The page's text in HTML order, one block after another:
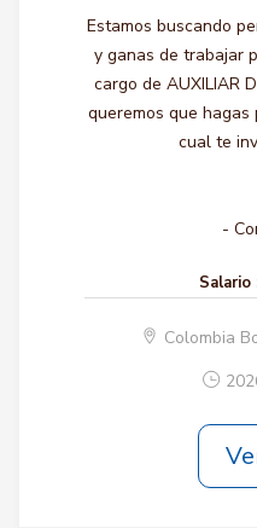
Estamos buscando
y ganas de trabajar
cargo de AUXILIAR
queremos que
cual te
-
Salario
Colombia